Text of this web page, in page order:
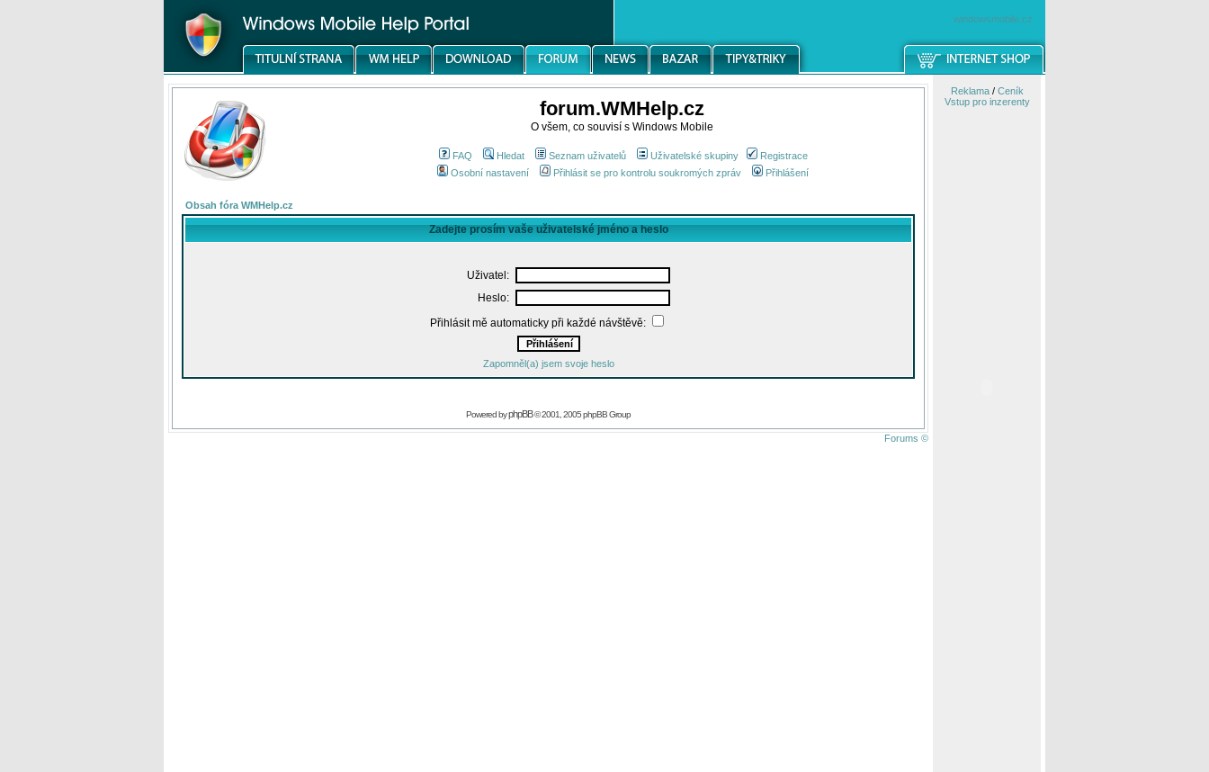
windowsmobile.cz
forum.WMHelp.cz
O všem, co souvisí s Windows Mobile
FAQ Hledat Seznam uživatelů Uživatelské skupiny
Registrace
Osobní nastavení
Přihlásit se pro kontrolu soukromých zpráv Přihlášení
Obsah fóra WMHelp.cz
Zadejte prosím vaše uživatelské jméno a heslo
Uživatel:
Heslo:
Přihlásit mě automaticky při každé návštěvě:
Zapomněl(a) jsem svoje heslo
Powered byphpBB© 2001, 2005 phpBB Group
Forums ©
Reklama/ Ceník
Vstup pro inzerenty